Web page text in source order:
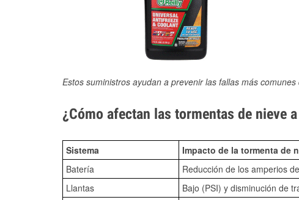
Estos suministros ayudan a prevenir las fallas más
¿Cómo afectan las tormentas de nieve
Sistema Impacto de la tormenta de
Batería
Reducción de los amperios
Llantas
Bajo (PSI) y disminución de